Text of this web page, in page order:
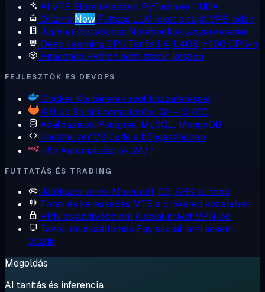
AI VPS Előre telepített PyTorch és CUDA
Ollama New Futtass LLM-eket a saját VPS-eden
Jupyter Notebooks Notebookok a szervereden
Deep Learning GPU Taníts L4, L40S, H100 GPU-n
Anaconda Python adat-stack, készen
FEJLESZTŐK ÉS DEVOPS
Docker Konténerek root hozzáféréssel
GitLab Saját üzemeltetésű Git + CI/CD
Adatbázisok Postgres, MySQL, MongoDB
Kódszerver VS Code a böngésződben
n8n Automatizációk 24/7
FUTTATÁS ÉS TRADING
Játékszerverek Minecraft, CS, ARK és több
Forex és kereskedés MT5 a brókered közelében
VPN és adatvédelem A saját privát VPN-ed
Távoli munkaállomás Egy asztal, ami sosem
alszik
Megoldás
AI tanítás és inferencia